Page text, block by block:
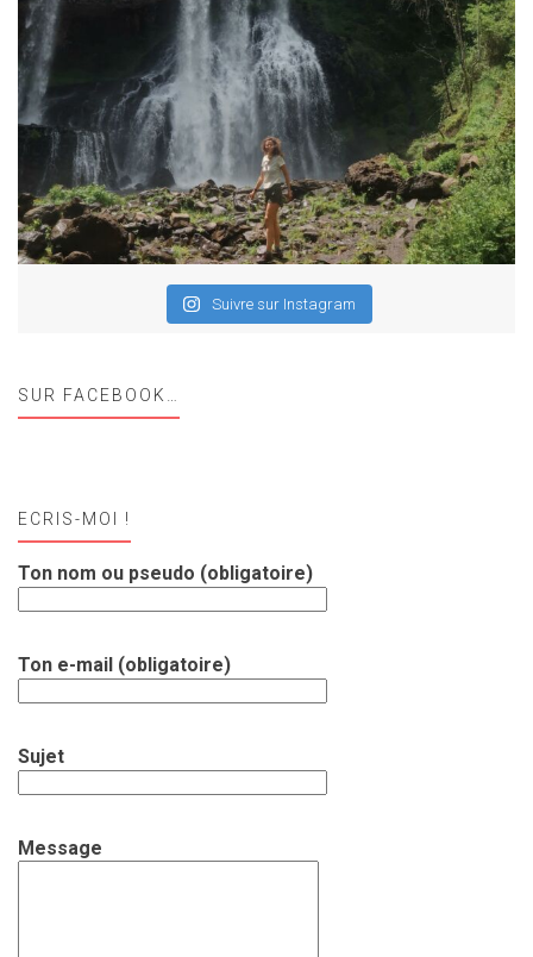
Suivre sur Instagram
SUR FACEBOOK…
ECRIS-MOI !
Ton nom ou pseudo (obligatoire)
Ton e-mail (obligatoire)
Sujet
Message